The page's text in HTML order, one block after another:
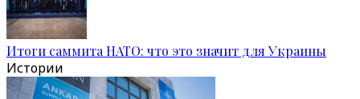
Итоги саммита НАТО: что это значит для Украины
Истории